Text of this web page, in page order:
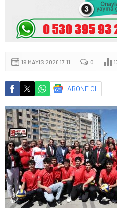
19 MAYIS 2026 17:11 0
ABONE OL